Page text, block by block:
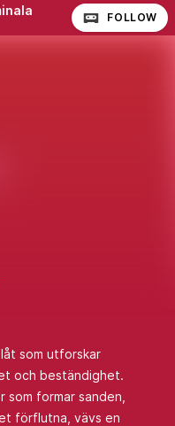
FOLLOW
som utforskar
och beständighet.
formar sanden,
förflutna, vävs en